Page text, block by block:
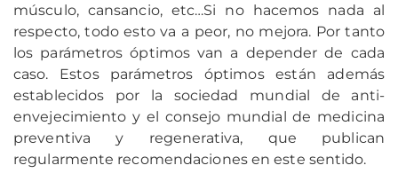
músculo, cansancio, etc…Si no hacemos nada al
respecto, todo esto va a peor, no mejora. Por tanto
los parámetros óptimos van a depender de cada
caso. Estos parámetros óptimos están además
establecidos por la sociedad mundial de anti-
envejecimiento y el consejo mundial de medicina
preventiva y regenerativa, que publican
regularmente recomendaciones en este sentido.